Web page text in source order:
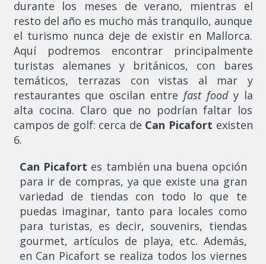
durante los meses de verano, mientras el
resto del año es mucho más tranquilo, aunque
el turismo nunca deje de existir en Mallorca.
Aquí podremos encontrar principalmente
turistas alemanes y británicos, con bares
temáticos, terrazas con vistas al mar y
restaurantes que oscilan entre fast foody la
alta cocina. Claro que no podrían faltar los
campos de golf: cerca de Can Picafort existen
6.
Can Picafort es también una buena opción
para ir de compras, ya que existe una gran
variedad de tiendas con todo lo que te
puedas imaginar, tanto para locales como
para turistas, es decir, souvenirs, tiendas
gourmet, artículos de playa, etc. Además,
en Can Picafort se realiza todos los viernes